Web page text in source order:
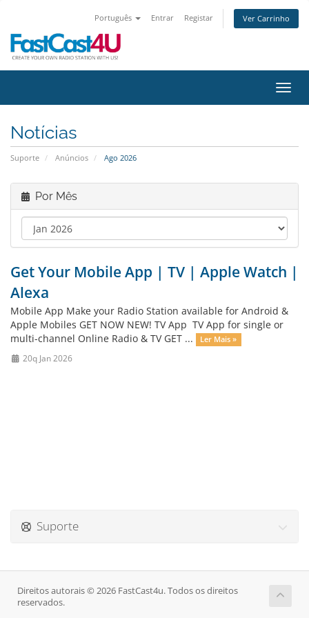
Português Entrar Registar Ver Carrinho
Notícias
Suporte Anúncios Ago 2026
Por Mês
Get Your Mobile App | TV | Apple Watch |
Alexa
Mobile App Make your Radio Station available for Android &
Apple Mobiles GET NOW NEW! TV App TV App for single or
multi-channel Online Radio & TV GET ...
Ler Mais »
20q Jan 2026
Suporte
Direitos autorais © 2026 FastCast4u. Todos os direitos
reservados.